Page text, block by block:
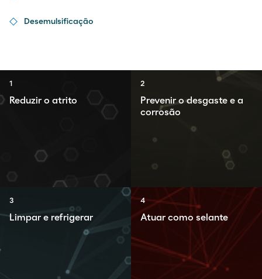
Desemulsificação
1
Reduzir o atrito
2
Prevenir o desgaste e a
corrosão
3
Limpar e refrigerar
4
Atuar como selante